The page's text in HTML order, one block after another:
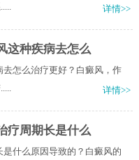
详情>>
这种疾病去怎么
怎么治疗更好？白癜风，作
详情>>
疗周期长是什么
什么原因导致的？白癜风的